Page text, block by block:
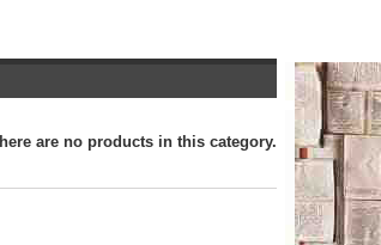
are no products in this category.